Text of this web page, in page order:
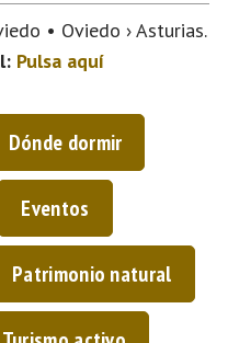
• Oviedo › Asturias.
Pulsa aquí
Dónde dormir
Eventos
Patrimonio natural